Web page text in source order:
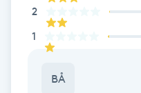
Coachning
Color correction
2
1
BÅ